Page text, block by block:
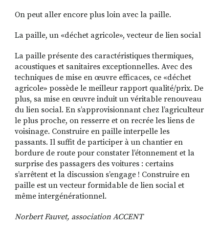
On peut aller encore plus loin avec la paille.
La paille, un «déchet agricole», vecteur de lien social
La paille présente des caractéristiques thermiques,
acoustiques et sanitaires exceptionnelles. Avec des
techniques de mise en œuvre efficaces, ce «déchet
agricole» possède le meilleur rapport qualité/prix. De
plus, sa mise en œuvre induit un véritable renouveau
du lien social. En s’approvisionnant chez l’agriculteur
le plus proche, on resserre et on recrée les liens de
voisinage. Construire en paille interpelle les
passants. Il suffit de participer à un chantier en
bordure de route pour constater l’étonnement et la
surprise des passagers des voitures : certains
s’arrêtent et la discussion s’engage ! Construire en
paille est un vecteur formidable de lien social et
même intergénérationnel.
Norbert Fauvet, association ACCENT